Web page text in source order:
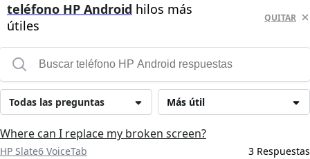
teléfono HP Android hilos más
útiles
QUITAR
Más útil
Todas las preguntas
Where can I replace my broken screen?
HP Slate6 VoiceTab 3 Respuestas